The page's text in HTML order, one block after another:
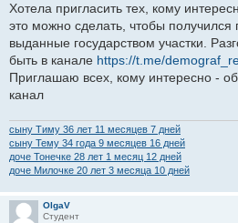
о
б
е
н
е
Хотела пригласить тех, кому
это можно сделать, чтобы
выданные государством участки.
быть в канале https://t.me/
Приглашаю всех, кому интересно -
канал
сыну Тиму 36 лет 11 месяцев 7 дней
сыну Тему 34 годa 9 месяцев 16 дней
доче Тонечке 28 лет 1 месяц 12 дней
доче Милочке 20 лет 3 месяца 10 дней
OlgaV
Студент